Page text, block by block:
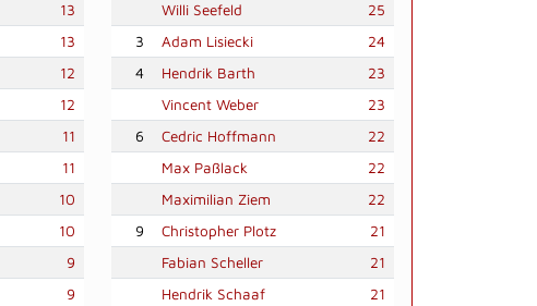
13
13
12
12
11
11
10
10
9
9
Willi Seefeld
25
3
Adam Lisiecki
24
4
Hendrik Barth
23
Vincent Weber
23
6
Cedric Hoffmann
22
Max Paßlack
22
Maximilian Ziem
22
9
Christopher Plotz
21
Fabian Scheller
21
Hendrik Schaaf
21